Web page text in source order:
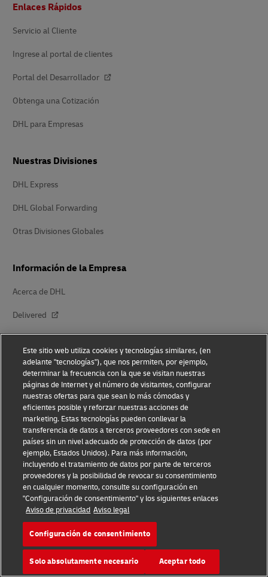
de
Enlaces Rápidos
Servicio al Cliente
Ingrese al portal de clientes
Portal del Desarrollador
Obtenga una Cotización
DHL para Empresas
Nuestras Divisiones
DHL Express
DHL Global Forwarding
Otras Divisiones Globales
Información de la Empresa
Acerca de DHL
Delivered
Centro de Prensa
Inversores
Sostenibilidad
Asociaciones de marca
Conocimiento sobre Fraudes
Aviso Legal
Este sitio web utiliza cookies y tecnologías similares, (en
adelante "tecnologías"), que nos permiten, por ejemplo,
determinar la frecuencia con la que se visitan nuestras
páginas de Internet y el número de visitantes, configurar
nuestras ofertas para que sean lo más cómodas y
eficientes posible y reforzar nuestras acciones de
marketing. Estas tecnologías pueden conllevar la
transferencia de datos a terceros proveedores con sede en
países sin un nivel adecuado de protección de datos (por
ejemplo, Estados Unidos). Para más información,
incluyendo el tratamiento de datos por parte de terceros
proveedores y la posibilidad de revocar su consentimiento
en cualquier momento, consulte su configuración en
"Configuración de consentimiento" y los siguientes enlaces
Aviso de privacidad Aviso legal
Configuración de consentimiento
Solo absolutamente necesario Aceptar todo